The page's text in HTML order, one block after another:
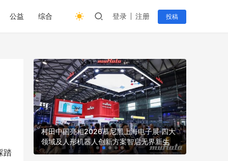
公益 综合 登录 注册 投稿
踏
村田中国亮相2026慕尼黑上海电子展 四大
领域及人形机器人创新方案智启无界新生